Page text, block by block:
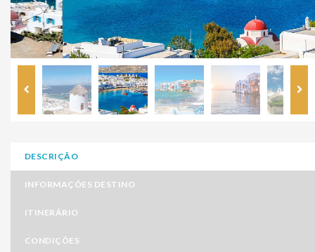
DESCRIÇÃO
INFORMAÇÕES DESTINO
ITINERÁRIO
CONDIÇÕES